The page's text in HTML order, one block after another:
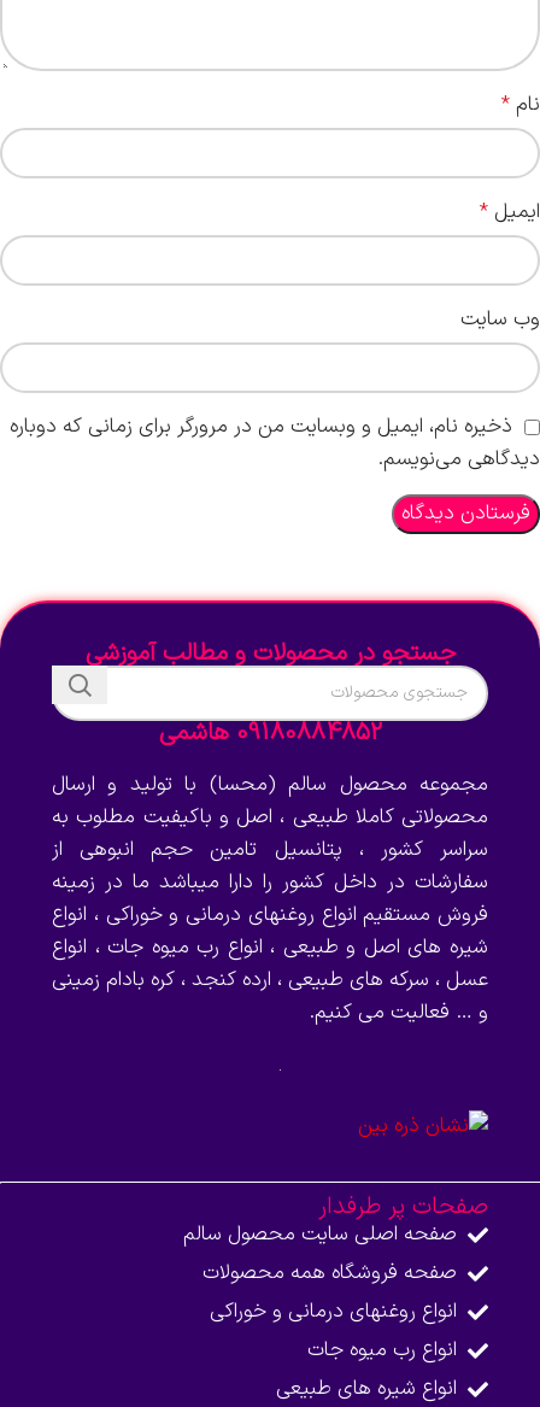
نام *
ایمیل *
وب‌ سایت
ذخیره نام، ایمیل و وبسایت من در مرورگر برای زمانی که دوباره
دیدگاهی می‌نویسم.
جستجو در محصولات و مطالب آموزشی
09180884852 هاشمی
مجموعه محصول سالم (محسا) با تولید و ارسال
محصولاتی کاملا طبیعی ، اصل و باکیفیت مطلوب به
سراسر کشور ، پتانسیل تامین حجم انبوهی از
سفارشات در داخل کشور را دارا میباشد ما در زمینه
فروش مستقیم انواع روغنهای درمانی و خوراکی ، انواع
شیره های اصل و طبیعی ، انواع رب میوه جات ، انواع
عسل ، سرکه های طبیعی ، ارده کنجد ، کره بادام زمینی
و … فعالیت می کنیم.
صفحات پر طرفدار
صفحه اصلی سایت محصول سالم
صفحه فروشگاه همه محصولات​
انواع روغنهای درمانی و خوراکی
انواع رب میوه جات
انواع شیره های طبیعی